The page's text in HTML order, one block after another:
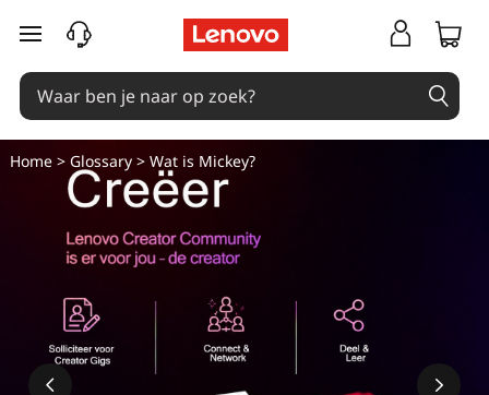
Ga naar de hoofdinhoud
Home> Glossary> Wat is Mickey?